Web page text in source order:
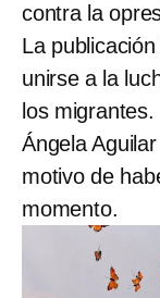
contra la
La
unirse a la
los migrantes.
Ángela
motivo de
momento.